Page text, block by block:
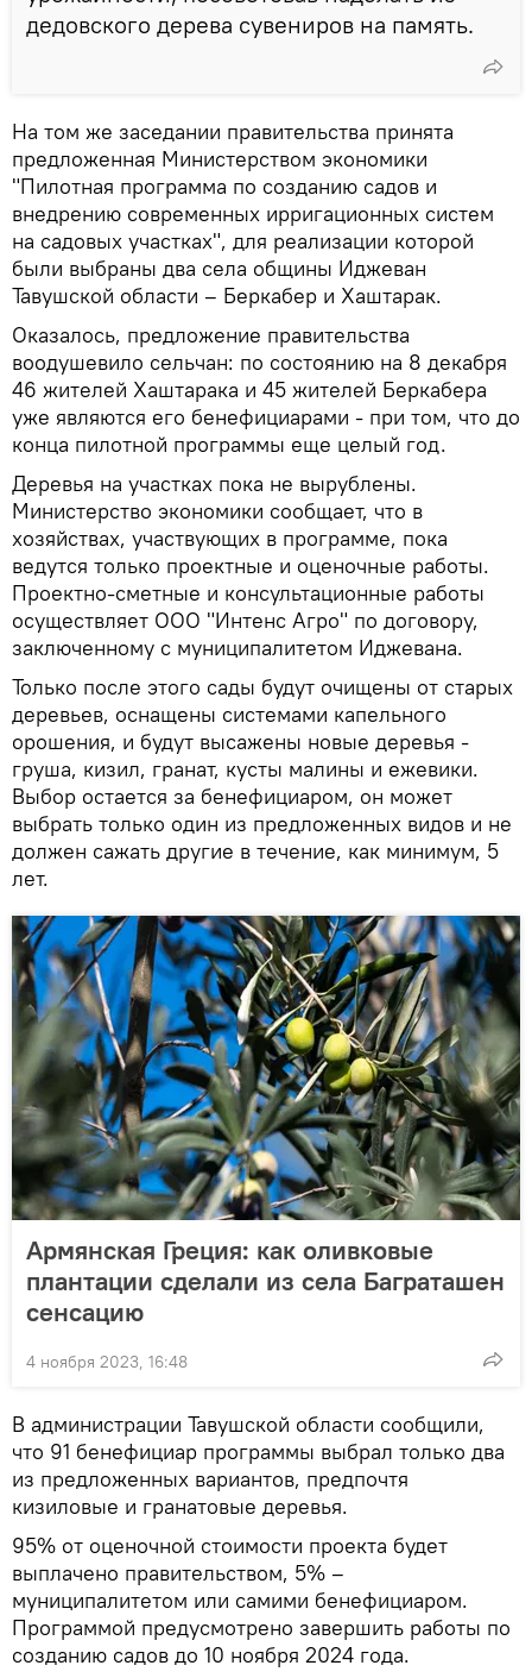
дедовского дерева сувениров на память.
На том же заседании правительства принята
предложенная Министерством экономики
"Пилотная программа по созданию садов и
внедрению современных ирригационных систем
на садовых участках", для реализации которой
были выбраны два села общины Иджеван
Тавушской области – Беркабер и Хаштарак.
Оказалось, предложение правительства
воодушевило сельчан: по состоянию на 8 декабря
46 жителей Хаштарака и 45 жителей Беркабера
уже являются его бенефициарами - при том, что до
конца пилотной программы еще целый год.
Деревья на участках пока не вырублены.
Министерство экономики сообщает, что в
хозяйствах, участвующих в программе, пока
ведутся только проектные и оценочные работы.
Проектно-сметные и консультационные работы
осуществляет ООО "Интенс Агро" по договору,
заключенному с муниципалитетом Иджевана.
Только после этого сады будут очищены от старых
деревьев, оснащены системами капельного
орошения, и будут высажены новые деревья -
груша, кизил, гранат, кусты малины и ежевики.
Выбор остается за бенефициаром, он может
выбрать только один из предложенных видов и не
должен сажать другие в течение, как минимум, 5
лет.
Армянская Греция: как оливковые
плантации сделали из села Баграташен
сенсацию
4 ноября 2023, 16:48
В администрации Тавушской области сообщили,
что 91 бенефициар программы выбрал только два
из предложенных вариантов, предпочтя
кизиловые и гранатовые деревья.
95% от оценочной стоимости проекта будет
выплачено правительством, 5% –
муниципалитетом или самими бенефициаром.
Программой предусмотрено завершить работы по
созданию садов до 10 ноября 2024 года.